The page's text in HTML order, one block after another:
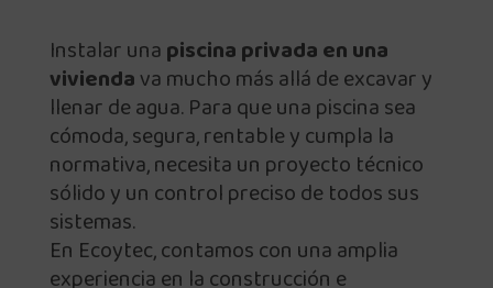
Instalar unapiscina privada en una
viviendava mucho más allá de excavar y
llenar de agua. Para que una piscina sea
cómoda, segura, rentable y cumpla la
normativa, necesita un proyecto técnico
sólido y un control preciso de todos sus
sistemas.
En Ecoytec, contamos con una amplia
experiencia en la construcción e